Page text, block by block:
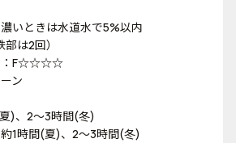
いときは水道水で5%以内
は2回）
：F☆☆☆☆
ン
)、2～3時間(冬)
1時間(夏)、2～3時間(冬)